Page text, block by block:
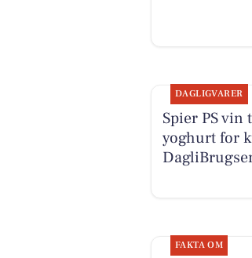
DAGLIGVARER
Spier PS vin
yoghurt for
FAKTA OM